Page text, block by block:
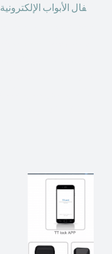
فال الأبواب الإلكترونية